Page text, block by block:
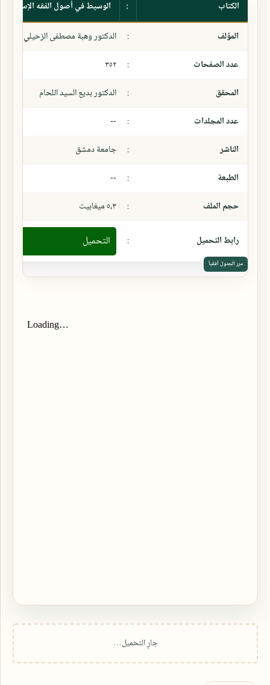
الكتاب :
الوسيط في أصول الفقه الإسلامي
المؤلف
:
الدكتور وهبة مصطفى الزحيلي
عدد الصفحات
:
٣٥٢
المحقق
:
الدكتور بديع السيد اللحام
عدد المجلدات
:
--
الناشر
:
جامعة دمشق
الطبعة
:
--
حجم الملف
: ٥،٣ ميغابيت
رابط التحميل : التحميل